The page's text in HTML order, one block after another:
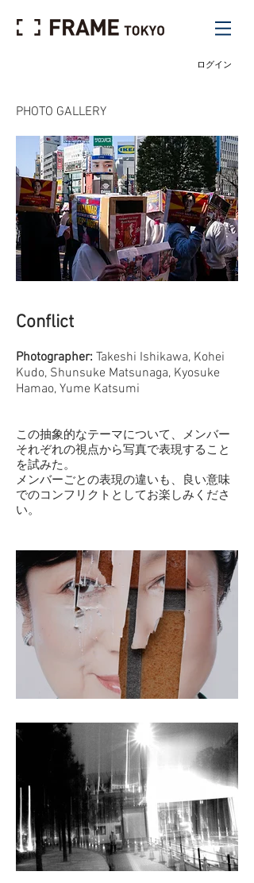
ログイン
PHOTO GALLERY
Conflict
Photographer: Takeshi Ishikawa, Kohei
Kudo, Shunsuke Matsunaga, Kyosuke
Hamao, Yume Katsumi
この抽象的なテーマについて、メンバー
それぞれの視点から写真で表現すること
を試みた。
メンバーごとの表現の違いも、良い意味
でのコンフリクトとしてお楽しみくださ
い。